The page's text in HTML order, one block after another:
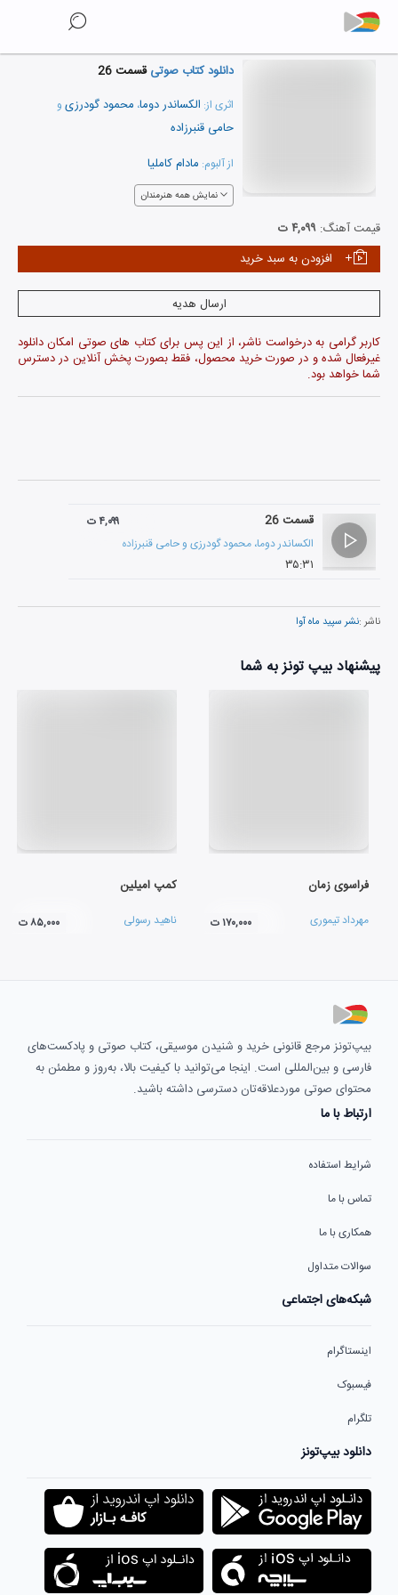
دانلود کتاب صوتیقسمت 26
اثری از: الکساندر دوما، محمود گودرزی و
حامی قنبرزاده
از آلبوم: مادام کاملیا
نمایش همه هنرمندان
قیمت آهنگ: ۴,۰۹۹ ت
افزودن به سبد خرید
ارسال هدیه
کاربر گرامی به درخواست ناشر، از این پس برای کتاب های صوتی امکان دانلود
غیرفعال شده و در صورت خرید محصول، فقط بصورت پخش آنلاین در دسترس
شما خواهد بود.
قسمت 26
الکساندر دوما، محمود گودرزی و حامی قنبرزاده
۳۵:۳۱
۴,۰۹۹ ت
ناشر :نشر سپید ماه آوا
پیشنهاد بیپ تونز به شما
فراسوی زمان
مهرداد تیموری ۱۷۰,۰۰۰ ت
کمپ امیلین
ناهید رسولی ۸۵,۰۰۰ ت
بیپ‌تونز مرجع قانونی خرید و شنیدن موسیقی، کتاب صوتی و پادکست‌های
فارسی و بین‌المللی است. اینجا می‌توانید با کیفیت بالا، به‌روز و مطمئن به
محتوای صوتی موردعلاقه‌تان دسترسی داشته باشید.
ارتباط با ما
شرایط استفاده
تماس با ما
همکاری با ما
سوالات متداول
شبکه‌های اجتماعی
اینستاگرام
فیسبوک
تلگرام
دانلود بیپ‌تونز